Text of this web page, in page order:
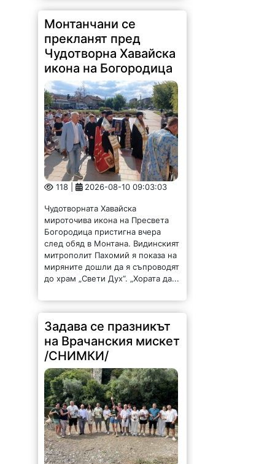
Монтанчани се
прекланят пред
Чудотворна Хавайска
икона на Богородица
118 | 2026-08-10 09:03:03
Чудотворната Хавайска
мироточива икона на Пресвета
Богородица пристигна вчера
след обяд в Монтана. Видинският
митрополит Пахомий я показа на
миряните дошли да я съпроводят
до храм „Свети Дух“. „Хората да...
Задава се празникът
на Врачанския мискет
/СНИМКИ/
91 | 2026-08-10 09:02:34